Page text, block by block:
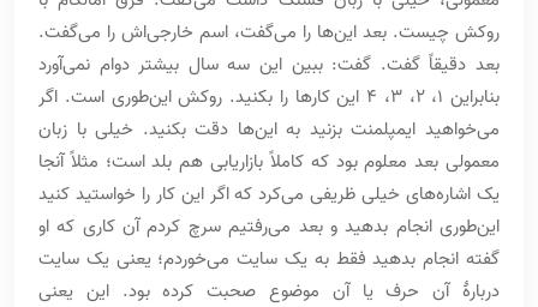
روکش چیست. بعد این‌ها را می‌گفت، اسم خارجی‌اش را می‌گفت.
بعد دقیقاً گفت. گفت: ببین این سه سال بیشتر دوام نمی‌آورد
بنابراین 1، 2، 3، 4 این کارها را بکنید. روکش این‌طوری است. اگر
می‌خواهید ایمپلمنت بزنید به این‌ها دقت بکنید. خیلی با زبان
معمولی بعد معلوم بود که کاملاً بازاریابی هم بلد است؛ مثلاً آنجا
یک اشاره‌های خیلی ظریفی می‌کرد که اگر این کار را خواستید کنید
این‌طوری انجام بدهید و بعد می‌رفتیم سرچ کردم آن کاری که او
گفته انجام بدهید فقط به یک سایت می‌خوردم؛ یعنی یک سایت
دربارۀ آن حرف یا آن موضوع صحبت کرده بود. این یعنی